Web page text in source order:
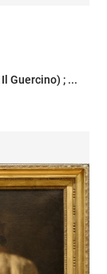
Le Guerchin (Barbieri, Giovanni Francesco, dit Il Guercino) ; ...